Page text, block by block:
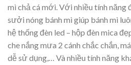
mì chả cá mới. Với nhiều tính năng
sưởi nóng bánh mì giúp bánh mì
hệ thống đèn led – hộp đèn mica
che nắng mưa 2 cánh chắc chắn,
dễ sử dụng,… Và nhiều tính năng